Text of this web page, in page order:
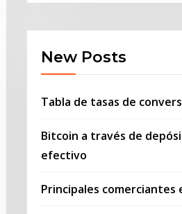
New Posts
Tabla de tasas de
Bitcoin a través de
efectivo
Principales comerciantes